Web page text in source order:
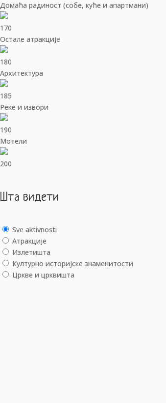
Домаћа радиност (собе, куће и апартмани)
170
Остале атракције
180
Архитектура
185
Реке и извори
190
Мотели
200
Шта видети
Sve aktivnosti
Aтракције
Излетишта
Културно историјске знаменитости
Цркве и црквишта